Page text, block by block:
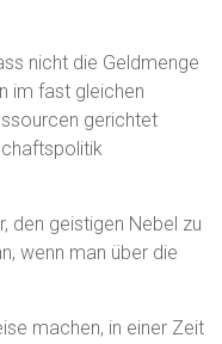
nicht die Geldmenge
im fast gleichen
gerichtet
den geistigen Nebel zu
wenn man über die
machen, in einer Zeit